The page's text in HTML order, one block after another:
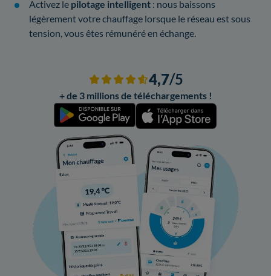
Activez le pilotage intelligent : nous baissons
légèrement votre chauffage lorsque le réseau est sous
tension, vous êtes rémunéré en échange.
4,7/5
+ de 3 millions de téléchargements !